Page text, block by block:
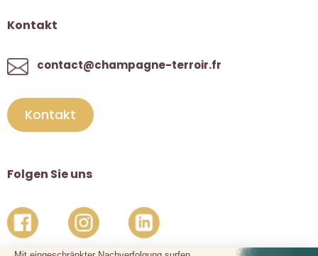
Kontakt
contact@champagne-terroir.fr
Kontakt
Folgen Sie uns